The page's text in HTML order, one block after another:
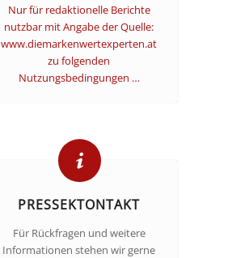
Nur für redaktionelle Berichte
nutzbar mit Angabe der Quelle:
www.diemarkenwertexperten.at
zu folgenden
Nutzungsbedingungen …
PRESSEKTONTAKT
Für Rückfragen und weitere
Informationen stehen wir gerne